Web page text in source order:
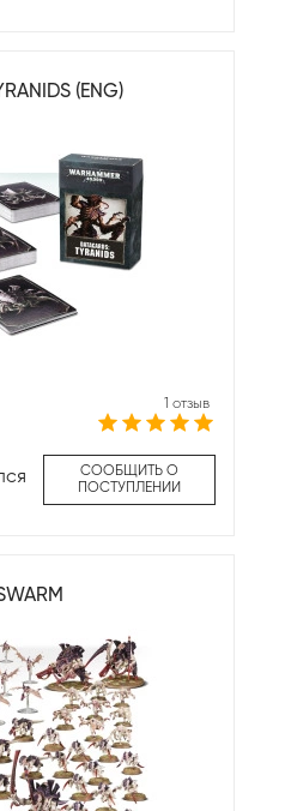
(ENG)
1 отзыв
СООБЩИТЬ О
ПОСТУПЛЕНИИ